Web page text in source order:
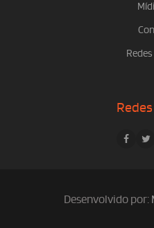
Desenvolvido por: